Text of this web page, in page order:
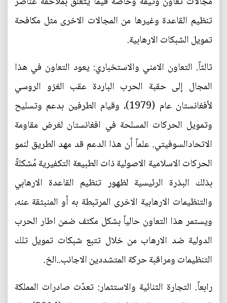
تنظيم القاعدة وغيرها من المجالات الاخرى مثل مكافحة
تمويل الشبكات الارهابية.
ثالثاً. التعاون الامني والاستخباري: يعود التعاون في هذا
المجال إلى حقبة الحرب الباردة عقب الغزو الروسي
لأفغانستان عام (1979)، وقيام الطرفين بدعم وتسليح
وتمويل الحركات المسلحة في افغانستان لغرض مقاومة
الاتحادالسوفيتي. علماً أن هذا الدعم قد مهد الطريق لنمو
الحركات الاسلامية الاصولية ذات الطبيعة التكفيرية مُشكلةً
بذلك البذرة الرئيسية لظهور تنظيم القاعدة الارهابي
والتنظيمات الارهابية الاخرى المرتبطة به أو المنبثقة عنه،
ويستمر هذا التعاون حالياً بشكل مكثف ضمن اطار الحرب
الدولية ضد الارهاب من خلال تتبع شبكات تمويل تلك
التنظيمات ومراقبة حركة المتشددين الاجانب..الخ.
رابعاً. التجارة الثنائية والاستثمار: تعدّت صادرات المملكة